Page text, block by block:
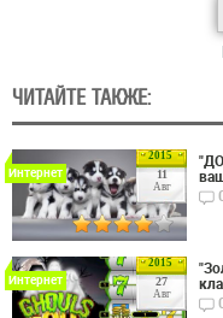
ЧИТАЙТЕ ТАКЖЕ:
2015
11
Авг
Интернет
2015
27
Авг
Интернет